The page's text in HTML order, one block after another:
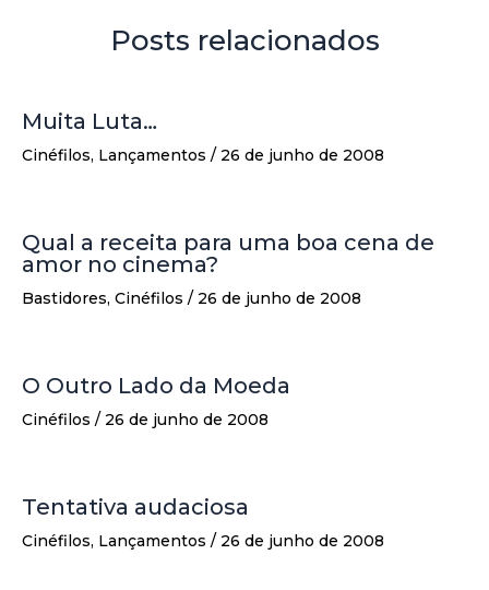
Posts relacionados
Muita Luta…
Cinéfilos, Lançamentos / 26 de junho de 2008
Qual a receita para uma boa cena de
amor no cinema?
Bastidores, Cinéfilos / 26 de junho de 2008
O Outro Lado da Moeda
Cinéfilos / 26 de junho de 2008
Tentativa audaciosa
Cinéfilos, Lançamentos / 26 de junho de 2008